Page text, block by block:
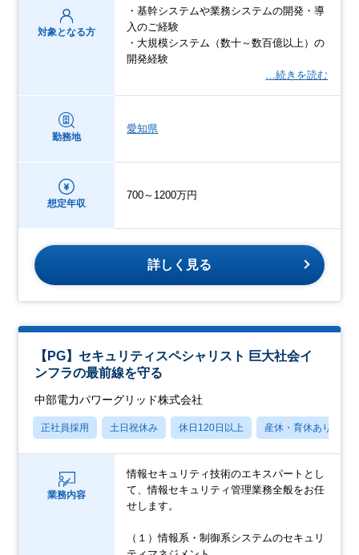
対象となる方
・基幹システムや業務システムの開発・導
入のご経験
・大規模システム（数十～数百億以上）の
開発経験
…続きを読む
勤務地
愛知県
想定年収
700～1200万円
詳しく見る
【PG】セキュリティスペシャリスト 巨大社会イ
ンフラの最前線を守る
中部電力パワーグリッド株式会社
正社員採用 土日祝休み 休日120日以上 産休・育休あり
業務内容
情報セキュリティ技術のエキスパートとし
て、情報セキュリティ管理業務全般をお任
せします。
（１）情報系・制御系システムのセキュリ